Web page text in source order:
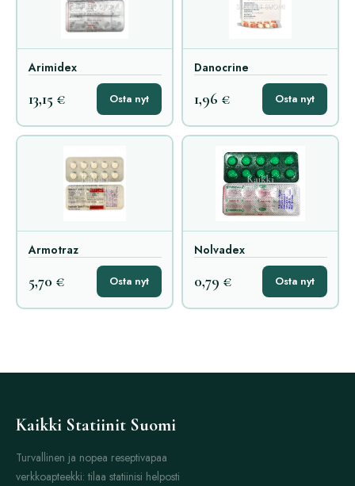
Arimidex
13,15 € Osta nyt
Danocrine
1,96 € Osta nyt
Armotraz
5,70 € Osta nyt
Nolvadex
0,79 € Osta nyt
Kaikki Statiinit Suomi
Turvallinen ja nopea reseptivapaa
verkkoapteekki: tilaa statiinisi helposti